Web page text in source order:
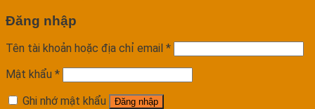
Đăng nhập
Tên tài khoản hoặc địa chỉ email *
Mật khẩu *
Ghi nhớ mật khẩu
Đăng nhập